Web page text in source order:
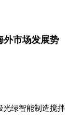
外市场发展势
绿智能制造搅拌